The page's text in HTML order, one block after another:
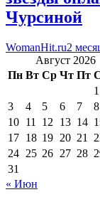
Чурсиной
WomanHit.ru2
Август 2026
Пн Вт Ср Чт Пт
1
3
4 5 6 7 8
10 11 12 13 14
17 18 19 20 21
24 25 26 27 28
31
« Июн